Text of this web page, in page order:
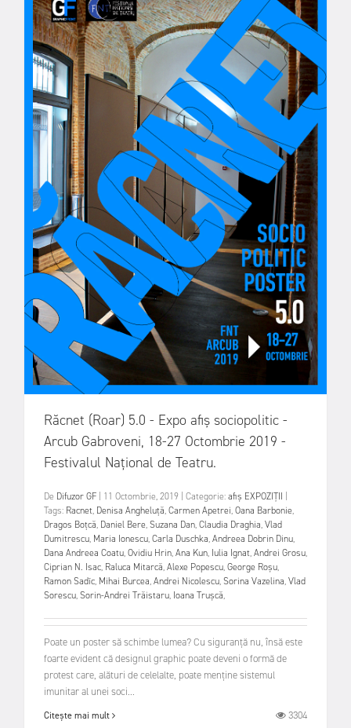
Răcnet (Roar) 5.0 - Expo afiș sociopolitic -
Arcub Gabroveni, 18-27 Octombrie 2019 -
Festivalul Național de Teatru.
De Difuzor GF 11 Octombrie, 2019 Categorie:afiș EXPOZIȚII
Tags: Racnet, Denisa Angheluță,Carmen Apetrei,Oana Barbonie,
Dragos Boțcă, Daniel Bere,Suzana Dan,Claudia Draghia,Vlad
Dumitrescu, Maria Ionescu,Carla Duschka,Andreea Dobrin Dinu,
Dana Andreea Coatu,Ovidiu Hrin,Ana Kun, Iulia Ignat,Andrei Grosu,
Ciprian N. Isac, Raluca Mitarcă,Alexe Popescu,George Roșu,
Ramon Sadîc, Mihai Burcea,Andrei Nicolescu,Sorina Vazelina,Vlad
Sorescu,Sorin-Andrei Trăistaru, Ioana Trușcă,
Poate un poster să schimbe lumea? Cu siguranță nu, însă este
foarte evident că designul graphic poate deveni o formă de
protest care, alături de celelalte, poate menține sistemul
imunitar al unei soci...
Citește mai mult 3304